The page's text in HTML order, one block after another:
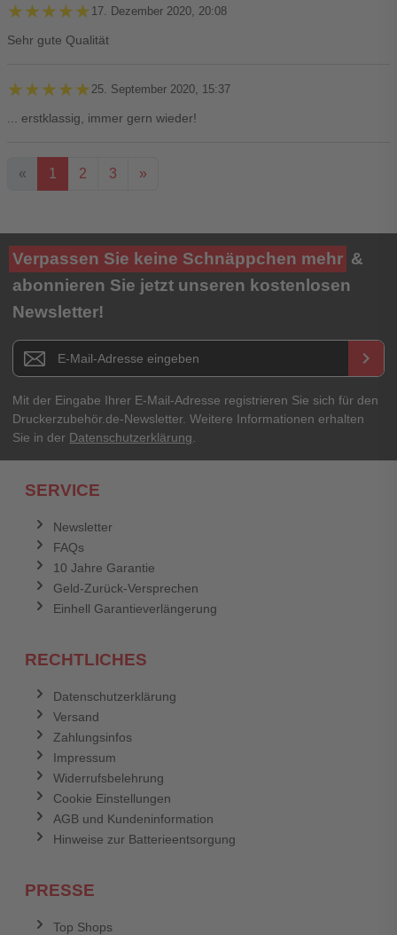
★★★★★
★★★★★ 17. Dezember 2020, 20:08
Sehr gute Qualität
★★★★★
★★★★★ 25. September 2020, 15:37
... erstklassig, immer gern wieder!
« 1 2 3 »
Ihre Bewertung**
★★★★★
Titel**
E-Mail-Adresse
Ihr Passwort
Verpassen Sie keine Schnäppchen mehr &
abonnieren Sie jetzt unseren kostenlosen
Newsletter!
Newsletter E-Mail Adresse keyboard_arrow_right
Mit der Eingabe Ihrer E-Mail-Adresse registrieren Sie sich für den
Druckerzubehör.de-Newsletter. Weitere Informationen erhalten
Sie in der Datenschutzerklärung.
SERVICE
Newsletter
FAQs
10 Jahre Garantie
Geld-Zurück-Versprechen
Einhell Garantieverlängerung
RECHTLICHES
Datenschutzerklärung
Versand
Zahlungsinfos
Impressum
Widerrufsbelehrung
Cookie Einstellungen
AGB und Kundeninformation
Hinweise zur Batterieentsorgung
PRESSE
Top Shops